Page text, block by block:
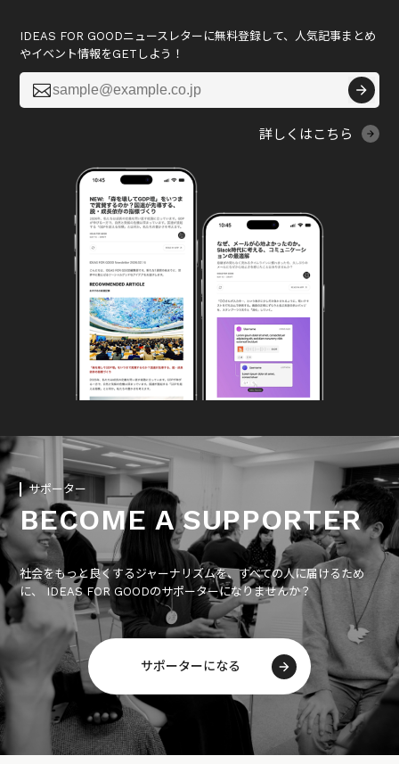
IDEAS FOR GOODニュースレターに無料登録して、人気記事まとめ
やイベント情報をGETしよう！

詳しくはこちら
サポーター
BECOME A SUPPORTER
社会をもっと良くするジャーナリズムを、すべての人に届けるため
に、 IDEAS FOR GOODのサポーターになりませんか？
サポーターになる